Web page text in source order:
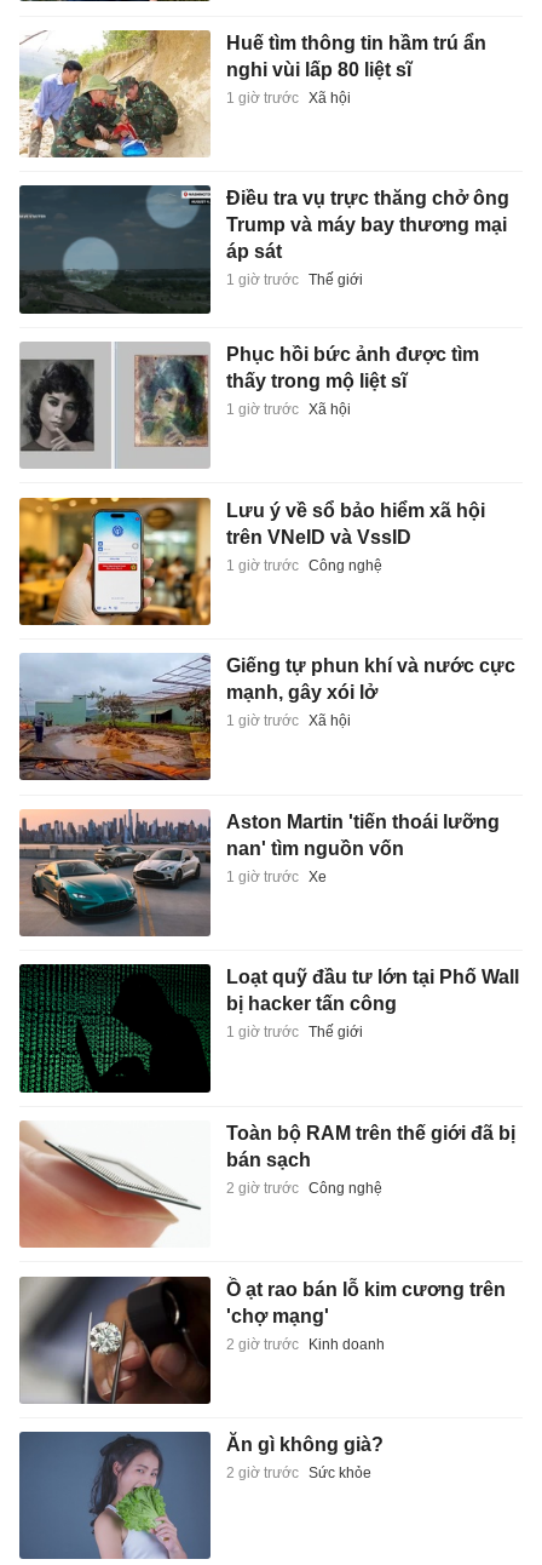
Huế tìm thông tin hầm trú ẩn
nghi vùi lấp 80 liệt sĩ
1 giờ trước Xã hội
Điều tra vụ trực thăng chở ông
Trump và máy bay thương mại
áp sát
1 giờ trước Thế giới
Phục hồi bức ảnh được tìm
thấy trong mộ liệt sĩ
1 giờ trước Xã hội
Lưu ý về sổ bảo hiểm xã hội
trên VNeID và VssID
1 giờ trước Công nghệ
Giếng tự phun khí và nước cực
mạnh, gây xói lở
1 giờ trước Xã hội
Aston Martin 'tiến thoái lưỡng
nan' tìm nguồn vốn
1 giờ trước Xe
Loạt quỹ đầu tư lớn tại Phố Wall
bị hacker tấn công
1 giờ trước Thế giới
Toàn bộ RAM trên thế giới đã bị
bán sạch
2 giờ trước Công nghệ
Ồ ạt rao bán lỗ kim cương trên
'chợ mạng'
2 giờ trước Kinh doanh
Ăn gì không già?
2 giờ trước Sức khỏe